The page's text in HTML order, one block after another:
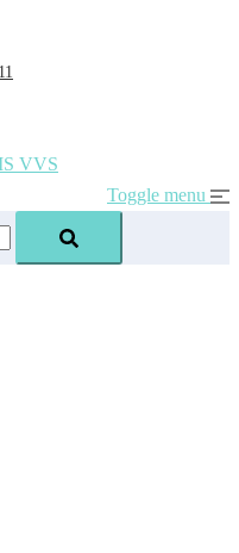
Toggle menu